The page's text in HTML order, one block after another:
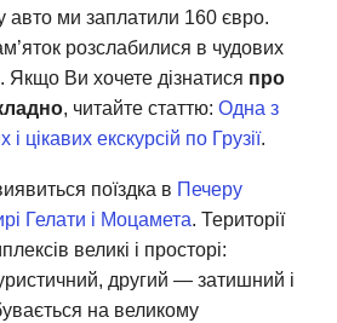
ми заплатили 160 євро.
розслабилися в чудових
Якщо Ви хочете дізнатися про
, читайте статтю: Одна з
цікавих екскурсій по Грузії.
поїздка в Печеру
Гелати і Моцамета. Території
великі і просторі:
другий — затишний і
на великому